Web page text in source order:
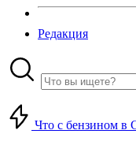
Редакция
Что с бензином в